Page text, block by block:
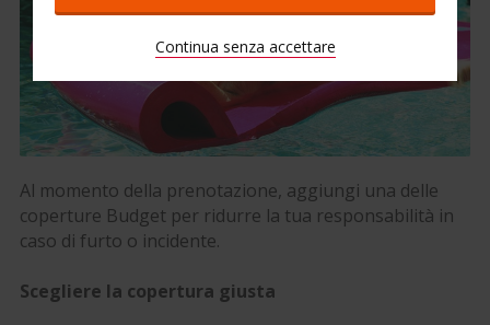
Al momento della prenotazione, aggiungi una delle
coperture Budget per ridurre la tua responsabilità in
caso di furto o incidente.
Scegliere la copertura giusta
Continua senza accettare